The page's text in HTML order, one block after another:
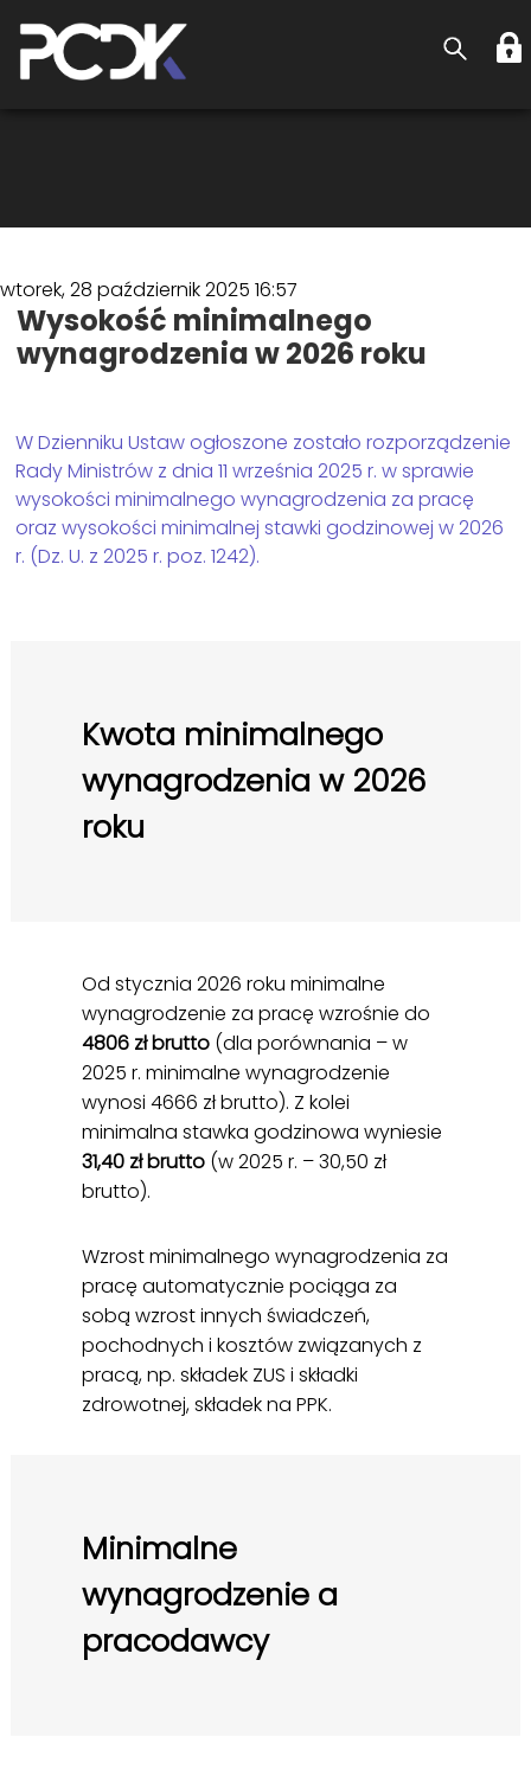
wtorek, 28 październik 2025 16:57
Wysokość minimalnego
wynagrodzenia w 2026 roku
W Dzienniku Ustaw ogłoszone zostało rozporządzenie
Rady Ministrów z dnia 11 września 2025 r. w sprawie
wysokości minimalnego wynagrodzenia za pracę
oraz wysokości minimalnej stawki godzinowej w 2026
r. (Dz. U. z 2025 r. poz. 1242).
Kwota minimalnego
wynagrodzenia w 2026
roku
Od stycznia 2026 roku minimalne
wynagrodzenie za pracę wzrośnie do
4806 zł brutto (dla porównania – w
2025 r. minimalne wynagrodzenie
wynosi 4666 zł brutto). Z kolei
minimalna stawka godzinowa wyniesie
31,40 zł brutto (w 2025 r. – 30,50 zł
brutto).
Wzrost minimalnego wynagrodzenia za
pracę automatycznie pociąga za
sobą wzrost innych świadczeń,
pochodnych i kosztów związanych z
pracą, np. składek ZUS i składki
zdrowotnej, składek na PPK.
Minimalne
wynagrodzenie a
pracodawcy